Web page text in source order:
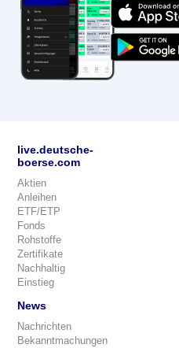
live.deutsche-
boerse.com
Aktien
Anleihen
ETF/ETP
Fonds
Rohstoffe
Zertifikate
Nachhaltig
Einstieg
News
Nachrichten
Bekanntmachungen